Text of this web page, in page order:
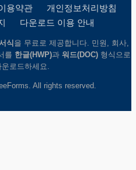
용약관
개인정보처리방침
다운로드 이용 안내
식 을 무료로 제공합니다. 민원, 회사,
를 한글(HWP)과 워드(DOC) 형식으로
로드하세요.
All rights reserved.